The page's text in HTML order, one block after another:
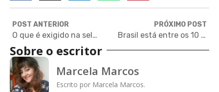
POST ANTERIOR
O que é exigido na seleção de uma pós-graduação fora?
PRÓXIMO POST
Brasil está entre os 10 países que mais enviam estudantes aos EUA
Sobre o escritor
Marcela Marcos
Escrito por Marcela Marcos.